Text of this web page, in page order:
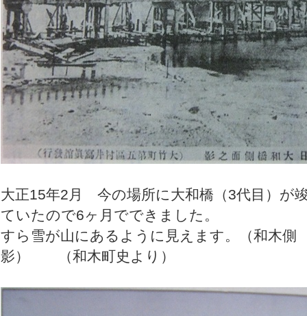
大正15年2月 今の場所に大和橋（3代目）が
ていたので6ヶ月でできま
すら雪が山にあるように見えます。（和木
影） （和木町史より）